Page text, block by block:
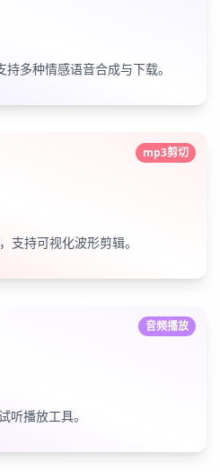
多种情感语音合成与下载。
mp3剪切
支持可视化波形剪辑。
音频播放
听播放工具。